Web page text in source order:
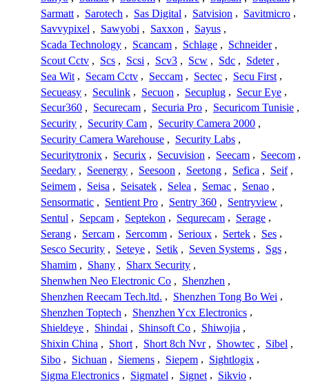
Sarmatt , Sarotech , Sas Digital , Satvision , Savitmicro ,
Savvypixel , Sawyobi , Saxxon , Sayus ,
Scada Technology , Scancam , Schlage , Schneider ,
Scout Cctv , Scs , Scsi , Scv3 , Scw , Sdc , Sdeter ,
Sea Wit , Secam Cctv , Seccam , Sectec , Secu First ,
Secueasy , Seculink , Secuon , Secuplug , Secur Eye ,
Secur360 , Securecam , Securia Pro , Securicom Tunisie ,
Security , Security Cam , Security Camera 2000 ,
Security Camera Warehouse , Security Labs ,
Securitytronix , Securix , Secuvision , Seecam , Seecom ,
Seedary , Seenergy , Seesoon , Seetong , Sefica , Seif ,
Seimem , Seisa , Seisatek , Selea , Semac , Senao ,
Sensormatic , Sentient Pro , Sentry 360 , Sentryview ,
Sentul , Sepcam , Septekon , Sequrecam , Serage ,
Serang , Sercam , Sercomm , Serioux , Sertek , Ses ,
Sesco Security , Seteye , Setik , Seven Systems , Sgs ,
Shamim , Shany , Sharx Security ,
Shenwhen Neo Electronic Co , Shenzhen ,
Shenzhen Reecam Tech.ltd. , Shenzhen Tong Bo Wei ,
Shenzhen Toptech , Shenzhen Ycx Electronics ,
Shieldeye , Shindai , Shinsoft Co , Shiwojia ,
Shixin China , Short , Short 8ch Nvr , Showtec , Sibel ,
Sibo , Sichuan , Siemens , Siepem , Sightlogix ,
Sigma Electronics , Sigmatel , Signet , Sikvio ,